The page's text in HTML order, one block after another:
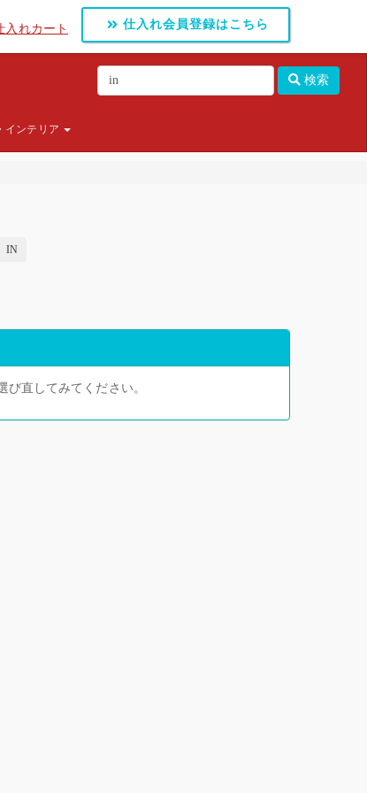
入れカート 仕入れ会員登録はこちら
検索
インテリア
IN
直してみてください。